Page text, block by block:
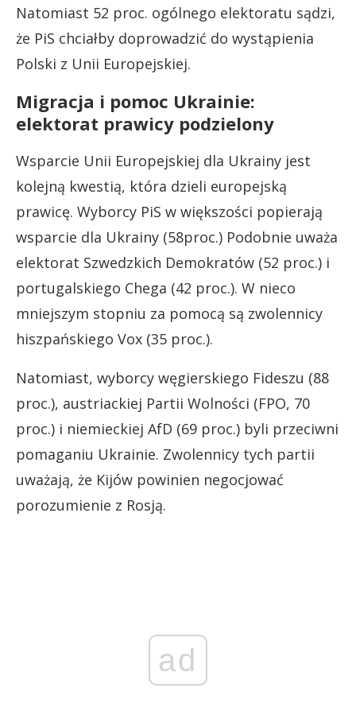
Natomiast 52 proc. ogólnego elektoratu sądzi,
że PiS chciałby doprowadzić do wystąpienia
Polski z Unii Europejskiej.
Migracja i pomoc Ukrainie:
elektorat prawicy podzielony
Wsparcie Unii Europejskiej dla Ukrainy jest
kolejną kwestią, która dzieli europejską
prawicę. Wyborcy PiS w większości popierają
wsparcie dla Ukrainy (58proc.) Podobnie uważa
elektorat Szwedzkich Demokratów (52 proc.) i
portugalskiego Chega (42 proc.). W nieco
mniejszym stopniu za pomocą są zwolennicy
hiszpańskiego Vox (35 proc.).
Natomiast, wyborcy węgierskiego Fideszu (88
proc.), austriackiej Partii Wolności (FPO, 70
proc.) i niemieckiej AfD (69 proc.) byli przeciwni
pomaganiu Ukrainie. Zwolennicy tych partii
uważają, że Kijów powinien negocjować
porozumienie z Rosją.
ad